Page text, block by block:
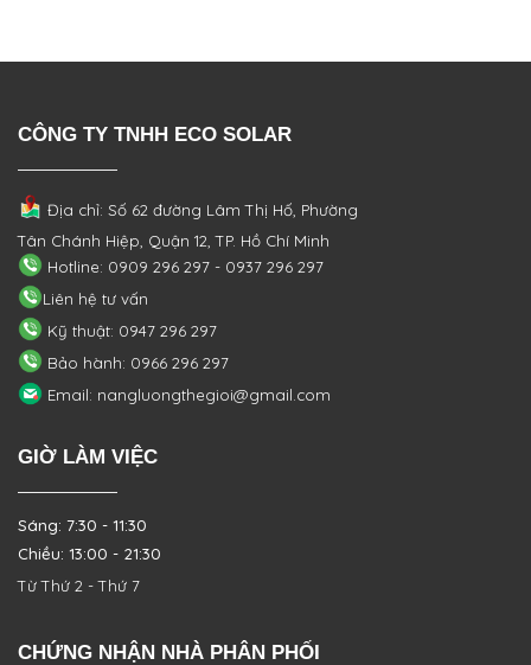
CÔNG TY TNHH ECO SOLAR
Địa chỉ: Số 62 đường Lâm Thị Hố, Phường
Tân Chánh Hiệp, Quận 12, TP. Hồ Chí Minh
Hotline: 0909 296 297 - 0937 296 297
Liên hệ tư vấn
Kỹ thuật: 0947 296 297
Bảo hành: 0966 296 297
Email: nangluongthegioi@gmail.com
GIỜ LÀM VIỆC
Sáng: 7:30 - 11:30
Chiều: 13:00 - 21:30
Từ Thứ 2 - Thứ 7
CHỨNG NHẬN NHÀ PHÂN PHỐI